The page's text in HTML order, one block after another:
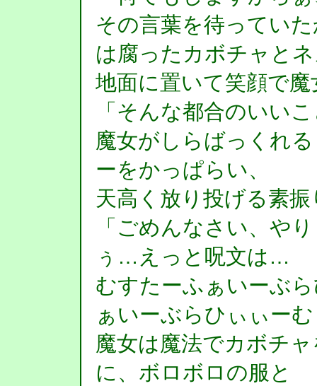
その言葉を待ってい
は腐ったカボチャと
地面に置いて笑顔で
「そんな都合のいい
魔女がしらばっくれ
ーをかっぱらい、
天高く放り投げる素
「ごめんなさい、や
ぅ…えっと呪文は…
むすたーふぁいーぶ
ぁいーぶらひぃぃー
魔女は魔法でカボチ
に、ボロボロの服と